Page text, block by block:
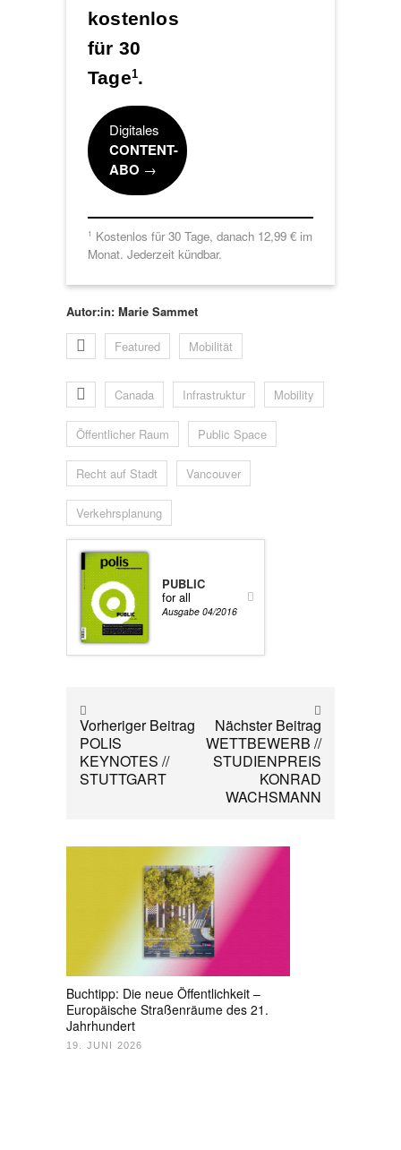
kostenlos
für 30
Tage1.
Digitales
CONTENT-
ABO →
1 Kostenlos für 30 Tage, danach 12,99 € im
Monat. Jederzeit kündbar.
Autor:in: Marie Sammet
Featured Mobilität
Canada Infrastruktur Mobility
Öffentlicher Raum Public Space
Recht auf Stadt Vancouver
Verkehrsplanung
PUBLIC
for all
Ausgabe 04/2016
Vorheriger Beitrag
POLIS
KEYNOTES //
STUTTGART
Nächster Beitrag
WETTBEWERB //
STUDIENPREIS
KONRAD
WACHSMANN
Buchtipp: Die neue Öffentlichkeit –
Europäische Straßenräume des 21.
Jahrhundert
19. JUNI 2026